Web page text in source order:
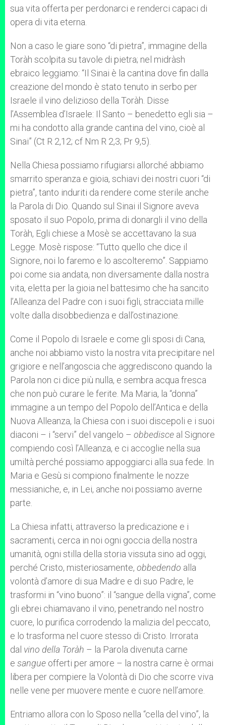
sua vita offerta per perdonarci e renderci capaci di
opera di vita eterna.
Non a caso le giare sono “di pietra”, immagine della
Toràh scolpita su tavole di pietra; nel midràsh
ebraico leggiamo: “Il Sinai è la cantina dove fin dalla
creazione del mondo è stato tenuto in serbo per
Israele il vino delizioso della Toràh. Disse
l’Assemblea d’Israele: Il Santo – benedetto egli sia –
mi ha condotto alla grande cantina del vino, cioè al
Sinai” (Ct R 2,12; cf Nm R 2,3; Pr 9,5).
Nella Chiesa possiamo rifugiarsi allorché abbiamo
smarrito speranza e gioia, schiavi dei nostri cuori “di
pietra”, tanto induriti da rendere come sterile anche
la Parola di Dio. Quando sul Sinai il Signore aveva
sposato il suo Popolo, prima di donargli il vino della
Toràh, Egli chiese a Mosè se accettavano la sua
Legge. Mosè rispose: “Tutto quello che dice il
Signore, noi lo faremo e lo ascolteremo”. Sappiamo
poi come sia andata, non diversamente dalla nostra
vita, eletta per la gioia nel battesimo che ha sancito
l’Alleanza del Padre con i suoi figli, stracciata mille
volte dalla disobbedienza e dall’ostinazione.
Come il Popolo di Israele e come gli sposi di Cana,
anche noi abbiamo visto la nostra vita precipitare nel
grigiore e nell’angoscia che aggrediscono quando la
Parola non ci dice più nulla, e sembra acqua fresca
che non può curare le ferite. Ma Maria, la “donna”
immagine a un tempo del Popolo dell’Antica e della
Nuova Alleanza, la Chiesa con i suoi discepoli e i suoi
diaconi – i “servi” del vangelo – obbedisce al Signore
compiendo così l’Alleanza, e ci accoglie nella sua
umiltà perché possiamo appoggiarci alla sua fede. In
Maria e Gesù si compiono finalmente le nozze
messianiche, e, in Lei, anche noi possiamo averne
parte.
La Chiesa infatti, attraverso la predicazione e i
sacramenti, cerca in noi ogni goccia della nostra
umanità, ogni stilla della storia vissuta sino ad oggi,
perché Cristo, misteriosamente, obbedendo alla
volontà d’amore di sua Madre e di suo Padre, le
trasformi in “vino buono”: il “sangue della vigna”, come
gli ebrei chiamavano il vino, penetrando nel nostro
cuore, lo purifica corrodendo la malizia del peccato,
e lo trasforma nel cuore stesso di Cristo. Irrorata
dal vino della Toràh – la Parola divenuta carne
e sangue offerti per amore – la nostra carne è ormai
libera per compiere la Volontà di Dio che scorre viva
nelle vene per muovere mente e cuore nell’amore.
Entriamo allora con lo Sposo nella “cella del vino”, la